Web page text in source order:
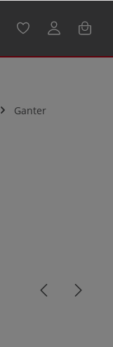
Ganter